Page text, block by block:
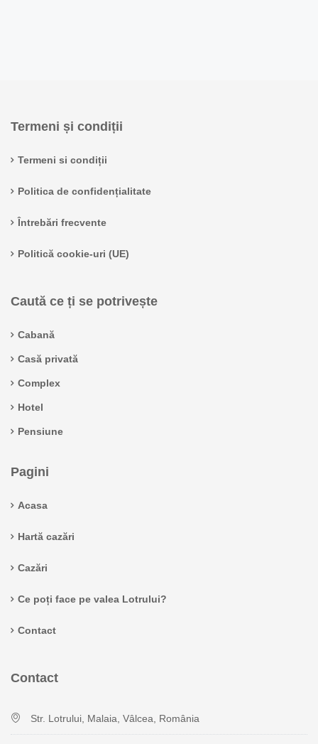
Termeni și condiții
Termeni si condiții
Politica de confidențialitate
Întrebări frecvente
Politică cookie-uri (UE)
Caută ce ți se potrivește
Cabană
Casă privată
Complex
Hotel
Pensiune
Pagini
Acasa
Hartă cazări
Cazări
Ce poți face pe valea Lotrului?
Contact
Contact
Str. Lotrului, Malaia, Vâlcea, România